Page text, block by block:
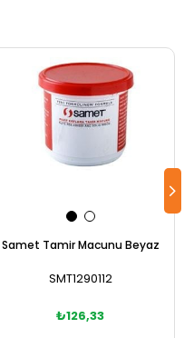
Samet Tamir Macunu Beyaz
SMT1290112
₺126,33